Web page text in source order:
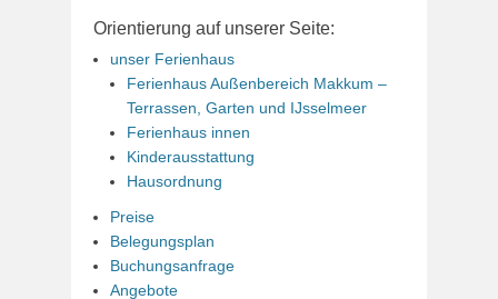
Orientierung auf unserer Seite:
unser Ferienhaus
Ferienhaus Außenbereich Makkum –
Terrassen, Garten und IJsselmeer
Ferienhaus innen
Kinderausstattung
Hausordnung
Preise
Belegungsplan
Buchungsanfrage
Angebote